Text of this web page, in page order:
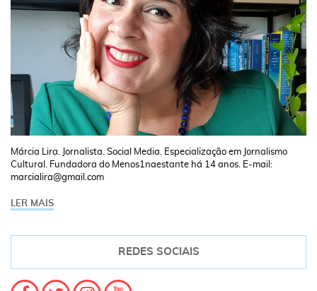
Márcia Lira. Jornalista. Social Media. Especialização em Jornalismo
Cultural. Fundadora do Menos1naestante há 14 anos. E-mail:
marcialira@gmail.com
LER MAIS
REDES SOCIAIS